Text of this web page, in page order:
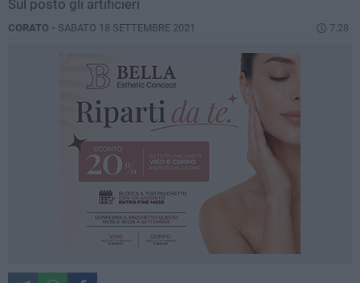
Sul posto gli artificieri
CORATO - SABATO 18 SETTEMBRE 2021 7.28